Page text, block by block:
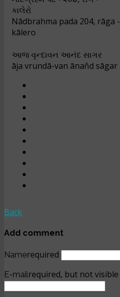
કાલેરો
Nādbrahma pada 204, rāga -
kālero
આજ વૃન્દાવન આનંદ સાગર
āja vrundā-van ānaňd sāgar
Back
Add comment
Namerequired
E-mail required, but not visible